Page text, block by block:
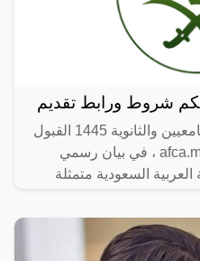
شروط ورابط تقديم
رابط تقديم وزارة الدفاع للجامعيين والثانوية 1445 القبول
الموحد عبر بوابة afca.mod.gov.sa ، في بيان رسمي
العربية السعودية متمثلة